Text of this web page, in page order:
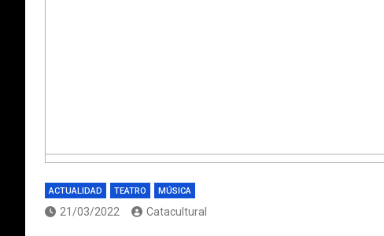
ACTUALIDAD TEATRO MÚSICA
21/03/2022 Catacultural